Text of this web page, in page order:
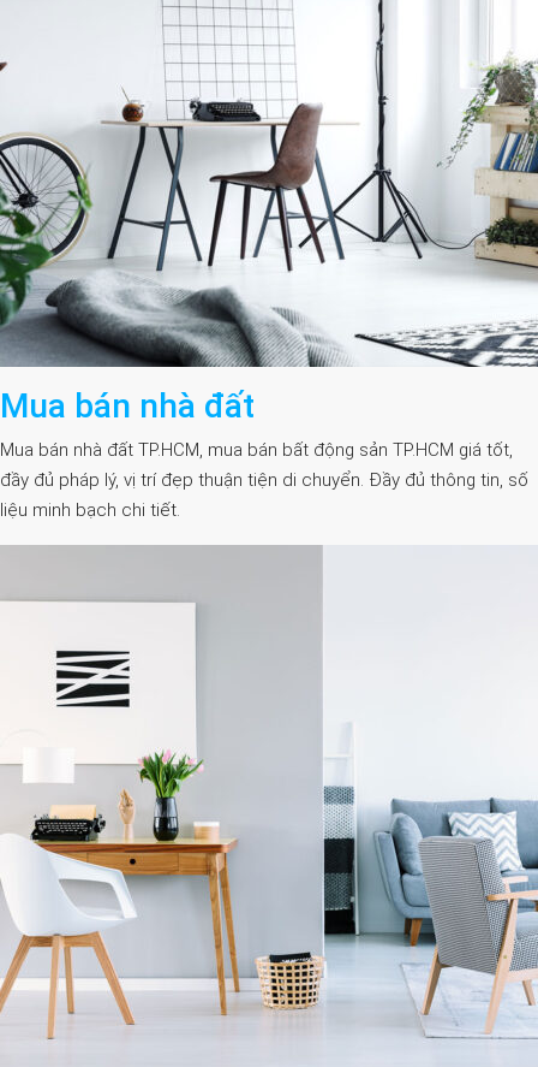
Mua bán nhà đất
Mua bán nhà đất TP.HCM, mua bán bất động sản TP.HCM giá tốt,
đầy đủ pháp lý, vị trí đẹp thuận tiện di chuyển. Đầy đủ thông tin, số
liệu minh bạch chi tiết.